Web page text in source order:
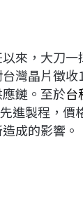
e
d
I
n
L
i
n
k
以來，大刀
灣晶片徵
鏈。至於台
進製程，價
成的影響。